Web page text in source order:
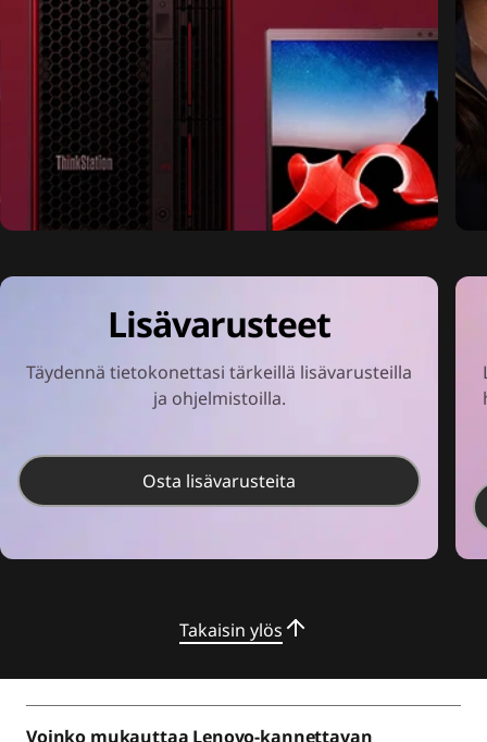
Lisävarusteet
Täydennä tietokonettasi tärkeillä lisävarusteilla
ja ohjelmistoilla.
Osta lisävarusteita
Takaisin ylös
Voinko mukauttaa Lenovo-kannettavan